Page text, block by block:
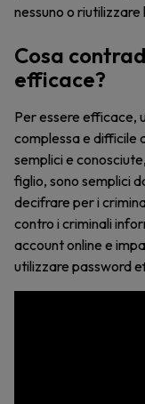
nessuno o riutilizzare
Cosa
efficace?
Per essere efficace,
complessa e difficile
semplici e
figlio, sono semplici
decifrare per i
contro i criminali
account online e
utilizzare password